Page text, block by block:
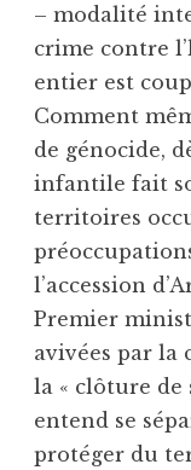
– modalité
crime contre
entier est
Comment
de génocide,
infantile fait
territoires
l’accession
Premier
avivées par la
la « clôture de
entend se
protéger du